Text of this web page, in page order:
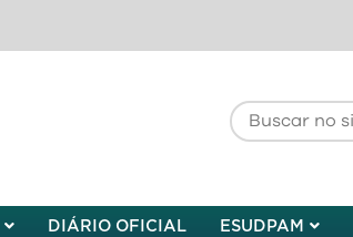
DIÁRIO OFICIAL ESUDPAM